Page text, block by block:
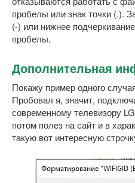
пробелы или знак точки (.).
(-) или нижнее
пробелы.
Дополнительная
Покажу пример одного
Пробовал я, значит,
современному телевизору
потом полез на сайт и в
такую вот интересную